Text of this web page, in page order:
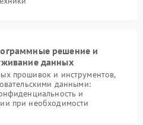
решение и
данных
прошивок и инструментов,
данными:
и
при необходимости